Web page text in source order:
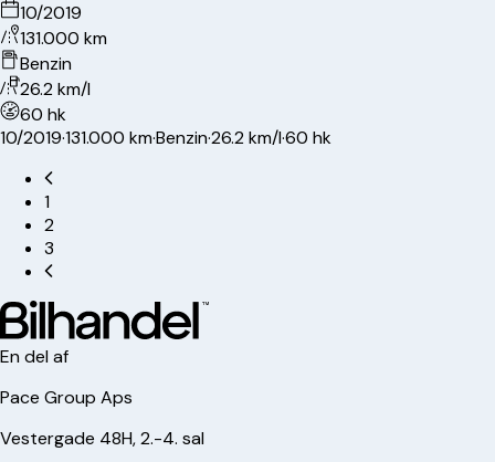
10/2019
131.000 km
Benzin
26.2 km/l
60 hk
10/2019·131.000 km·Benzin·26.2 km/l·60 hk
1
2
3
En del af
Pace Group Aps
Vestergade 48H, 2.-4. sal